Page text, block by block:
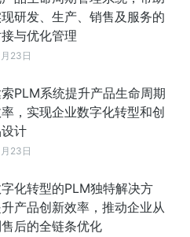
研发、生产、销售及服务的
与优化管理
23日
PLM系统提升产品生命周期
，实现企业数字化转型和创
计
23日
化转型的PLM独特解决方
产品创新效率，推动企业从
后的全链条优化